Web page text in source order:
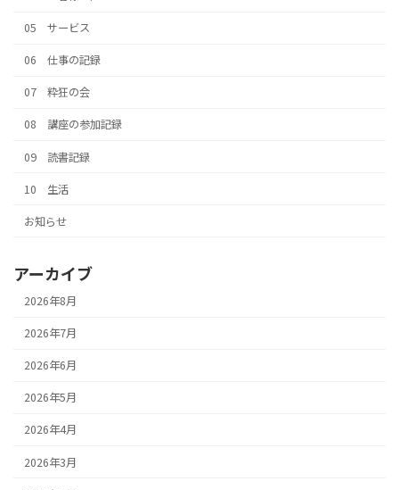
05 サービス
06 仕事の記録
07 粋狂の会
08 講座の参加記録
09 読書記録
10 生活
お知らせ
アーカイブ
2026年8月
2026年7月
2026年6月
2026年5月
2026年4月
2026年3月